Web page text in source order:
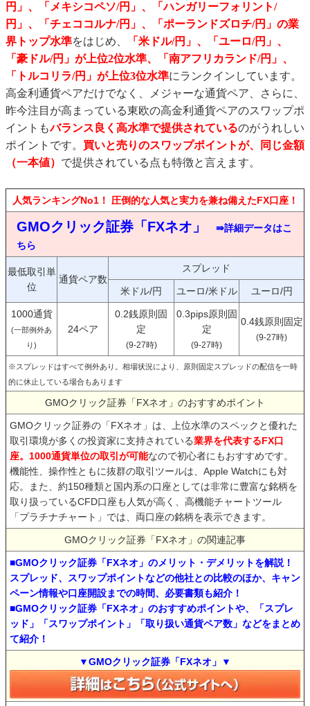
円」、「メキシコペソ/円」、「ハンガリーフォリント/
円」、「チェココルナ/円」、「ポーランドズロチ/円」の業
界トップ水準をはじめ、
「米ドル/円」、「ユーロ/円」、
「豪ドル/円」が上位2位水準、「南アフリカランド/円」、
「トルコリラ/円」 が上位3位水準にランクインしています。
高金利通貨ペアだけでなく、メジャーな通貨ペア、さらに、
昨今注目が高まっている東欧の高金利通貨ペアのスワップポ
イントもバランス良く高水準で提供されているのがうれしい
ポイントです。 買いと売りのスワップポイントが、同じ金額
（一本値） で提供されている点も特徴と言えます。
人気ランキングNo1！ 圧倒的な人気と実力を兼ね備えたFX口座！
GMOクリック証券「FXネオ」
⇛詳細データはこ
ちら
最低取引単
位
通貨ペア数
スプレッド
米ドル/円 ユーロ/米ドル ユーロ/円
1000通貨
(一部例外あ
り)
24ペア
0.2銭原則固
定
(9-27時)
0.3pips原則固
定
(9-27時)
0.4銭原則固定
(9-27時)
※スプレッドはすべて例外あり。相場状況により、原則固定スプレッドの配信を一時
的に休止している場合もあります
GMOクリック証券「FXネオ」のおすすめポイント
GMOクリック証券の「FXネオ」は、上位水準のスペックと優れた
取引環境が多くの投資家に支持されている業界を代表するFX口
座。1000通貨単位の取引が可能なので初心者にもおすすめです。
機能性、操作性ともに抜群の取引ツールは、Apple Watchにも対
応。また、約150種類と国内系の口座としては非常に豊富な銘柄を
取り扱っているCFD口座も人気が高く、高機能チャートツール
「プラチナチャート」では、両口座の銘柄を表示できます。
GMOクリック証券「FXネオ」の関連記事
■GMOクリック証券「FXネオ」のメリット・デメリットを解説！
スプレッド、スワップポイントなどの他社との比較のほか、キャン
ペーン情報や口座開設までの時間、必要書類も紹介！
■GMOクリック証券「FXネオ」のおすすめポイントや、「スプレ
ッド」「スワップポイント」「取り扱い通貨ペア数」などをまとめ
て紹介！
▼GMOクリック証券「FXネオ」▼